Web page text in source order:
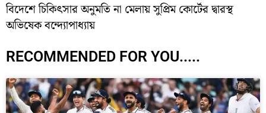
বিদেশে চিকিৎসার অনুমতি না মেলায় সুপ্রিম কোর্টের দ্বারস্থ
অভিষেক বন্দ্যোপাধ্যায়
RECOMMENDED FOR YOU.....